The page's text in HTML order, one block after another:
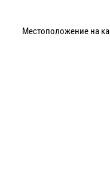
Местоположение на